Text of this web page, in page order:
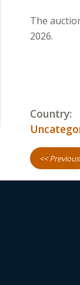
The
2026.
Country:
<< Previous